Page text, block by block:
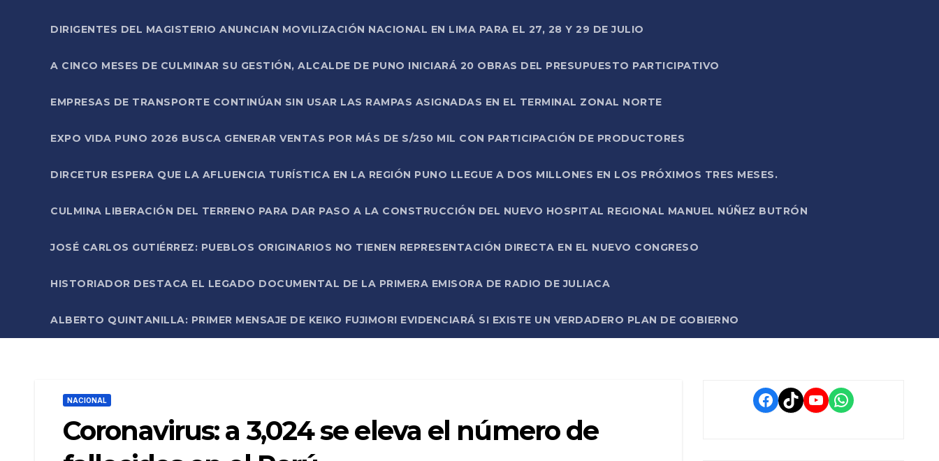
DIRIGENTES DEL MAGISTERIO ANUNCIAN MOVILIZACIÓN NACIONAL EN LIMA PARA EL 27, 28 Y 29 DE JULIO
A CINCO MESES DE CULMINAR SU GESTIÓN, ALCALDE DE PUNO INICIARÁ 20 OBRAS DEL PRESUPUESTO PARTICIPATIVO
EMPRESAS DE TRANSPORTE CONTINÚAN SIN USAR LAS RAMPAS ASIGNADAS EN EL TERMINAL ZONAL NORTE
EXPO VIDA PUNO 2026 BUSCA GENERAR VENTAS POR MÁS DE S/250 MIL CON PARTICIPACIÓN DE PRODUCTORES
DIRCETUR ESPERA QUE LA AFLUENCIA TURÍSTICA EN LA REGIÓN PUNO LLEGUE A DOS MILLONES EN LOS PRÓXIMOS TRES MESES.
CULMINA LIBERACIÓN DEL TERRENO PARA DAR PASO A LA CONSTRUCCIÓN DEL NUEVO HOSPITAL REGIONAL MANUEL NÚÑEZ BUTRÓN
JOSÉ CARLOS GUTIÉRREZ: PUEBLOS ORIGINARIOS NO TIENEN REPRESENTACIÓN DIRECTA EN EL NUEVO CONGRESO
HISTORIADOR DESTACA EL LEGADO DOCUMENTAL DE LA PRIMERA EMISORA DE RADIO DE JULIACA
ALBERTO QUINTANILLA: PRIMER MENSAJE DE KEIKO FUJIMORI EVIDENCIARÁ SI EXISTE UN VERDADERO PLAN DE GOBIERNO
NACIONAL
Coronavirus: a 3,024 se eleva el número de
Facebook
TikTokYouTube
WhatsApp